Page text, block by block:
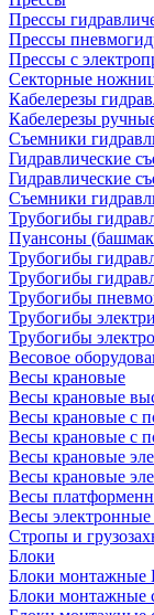
Прессы
Прессы
Прессы с
Секторные
Кабелерезы
Кабелерезы
Съемники
Гидравлические
Гидравлические
Съемники
Трубогибы
Пуансоны
Трубогибы
Трубогибы
Трубогибы
Трубогибы
Трубогибы
Весовое
Весы крановые
Весы крановые
Весы крановые с
Весы крановые с
Весы крановые
Весы крановые
Весы
Весы
Стропы и
Блоки
Блоки
Блоки монтажные